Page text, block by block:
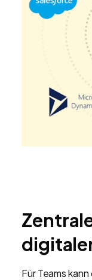
Für Teams